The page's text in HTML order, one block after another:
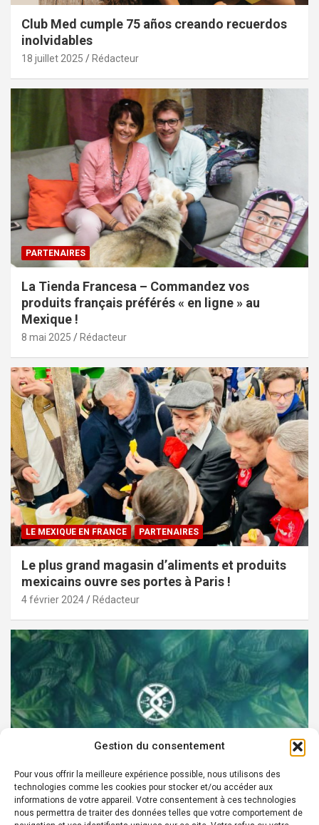
Gestion du consentement
Pour vous offrir la meilleure expérience possible, nous utilisons des
technologies comme les cookies pour stocker et/ou accéder aux
informations de votre appareil. Votre consentement à ces technologies
nous permettra de traiter des données telles que votre comportement de
Club Med cumple 75 años creando recuerdos
inolvidables
18 juillet 2025 Rédacteur
PARTENAIRES
La Tienda Francesa – Commandez vos
produits français préférés « en ligne » au
Mexique !
8 mai 2025 Rédacteur
LE MEXIQUE EN FRANCE PARTENAIRES
Le plus grand magasin d’aliments et produits
mexicains ouvre ses portes à Paris !
4 février 2024 Rédacteur
PARTENAIRES